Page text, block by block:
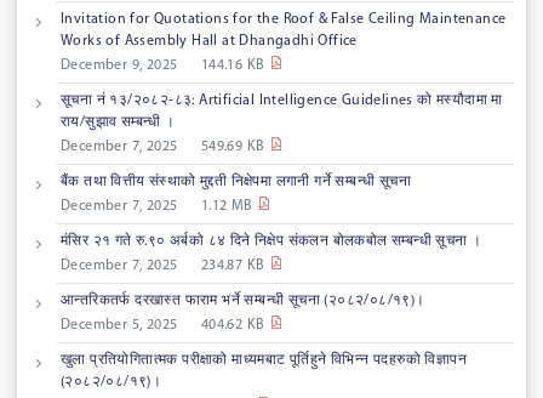
Invitation for Quotations for the Roof & False Ceiling Maintenance
Works of Assembly Hall at Dhangadhi Office
December 9, 2025
144.16 KB
सूचना नं १३/२०८२-८३: Artificial Intelligence Guidelines को मस्यौदामा मा
राय/सुझाव सम्बन्धी ।
December 7, 2025
549.69 KB
बैंक तथा वित्तीय संस्थाको मुद्दती निक्षेपमा लगानी गर्ने सम्बन्धी सूचना
December 7, 2025
1.12 MB
मंसिर २१ गते रु.९० अर्बको ८४ दिने निक्षेप संकलन बोलकबोल सम्बन्धी सूचना ।
December 7, 2025
234.87 KB
आन्तरिकतर्फ दरखास्त फाराम भर्ने सम्बन्धी सूचना (२०८२/०८/१९)।
December 5, 2025
404.62 KB
खुला प्रतियोगितात्मक परीक्षाको माध्यमबाट पूर्तिहुने विभिन्न पदहरुको विज्ञापन
(२०८२/०८/१९)।